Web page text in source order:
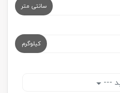
سانتی متر
کیلوگرم
---